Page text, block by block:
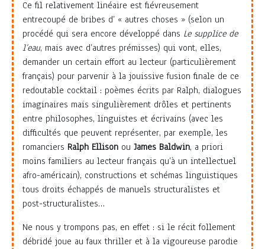
Ce fil relativement linéaire est fiévreusement
entrecoupé de bribes d’ « autres choses » (selon un
procédé qui sera encore développé dans Le supplice de
l’eau, mais avec d’autres prémisses) qui vont, elles,
demander un certain effort au lecteur (particulièrement
français) pour parvenir à la jouissive fusion finale de ce
redoutable cocktail : poèmes écrits par Ralph, dialogues
imaginaires mais singulièrement drôles et pertinents
entre philosophes, linguistes et écrivains (avec les
difficultés que peuvent représenter, par exemple, les
romanciers Ralph Ellison ou James Baldwin, a priori
moins familiers au lecteur français qu’à un intellectuel
afro-américain), constructions et schémas linguistiques
tous droits échappés de manuels structuralistes et
post-structuralistes…
Ne nous y trompons pas, en effet : si le récit follement
débridé joue au faux thriller et à la vigoureuse parodie